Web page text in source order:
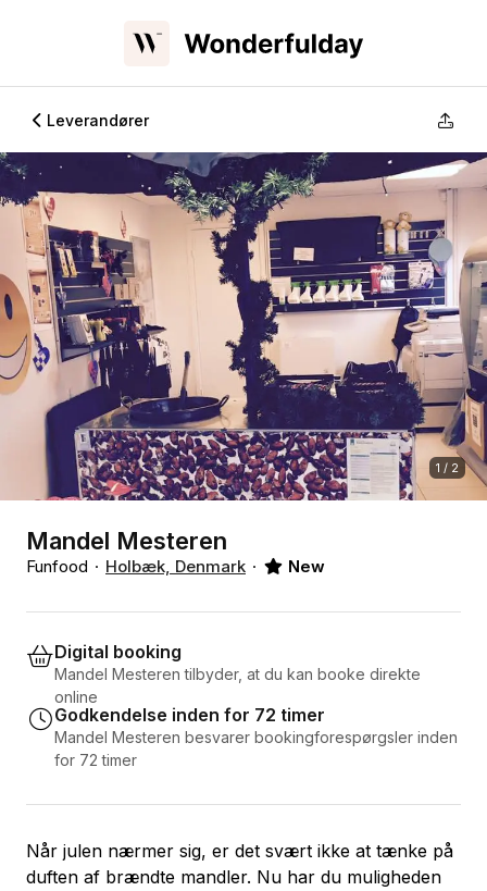
Leverandører
1 / 2
Mandel Mesteren
Funfood Holbæk, Denmark New
Digital booking
Mandel Mesteren tilbyder, at du kan booke direkte
online
Godkendelse inden for 72 timer
Mandel Mesteren besvarer bookingforespørgsler inden
for 72 timer
Når julen nærmer sig, er det svært ikke at tænke på
duften af brændte mandler. Nu har du muligheden